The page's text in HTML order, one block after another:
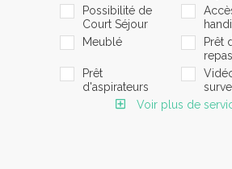
Possibilité de
Court Séjour
Meublé
Prêt
Prêt
d'aspirateurs
Voir plus de